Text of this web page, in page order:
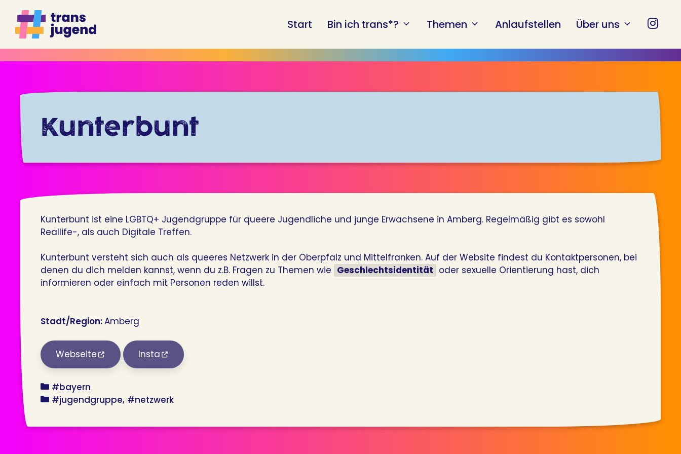
Inhalt
springen
Start Bin ich trans*? Themen Anlaufstellen Über uns
Kunterbunt
Kunterbunt ist eine LGBTQ+ Jugendgruppe für queere Jugendliche und junge Erwachsene in Amberg. Regelmäßig gibt es sowohl
Reallife-, als auch Digitale Treffen.
Kunterbunt versteht sich auch als queeres Netzwerk in der Oberpfalz und Mittelfranken. Auf der Website findest du Kontaktpersonen, bei
denen du dich melden kannst, wenn du z.B. Fragen zu Themen wie Geschlechtsidentität oder sexuelle Orientierung hast, dich
informieren oder einfach mit Personen reden willst.
Stadt/Region:Amberg
Webseite Insta
bundesland
#bayern
angebot
#jugendgruppe #netzwerk